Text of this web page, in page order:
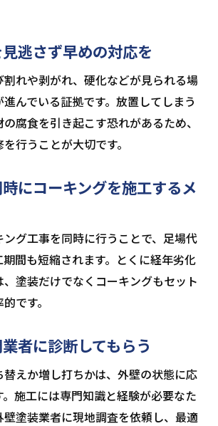
逃さず早めの対応を
割れや剥がれ、硬化などが見られる場
んでいる証拠です。放置してしまう
腐食を引き起こす恐れがあるため、
行うことが大切です。
にコーキングを施工するメ
グ工事を同時に行うことで、足場代
間も短縮されます。とくに経年劣化
塗装だけでなくコーキングもセット
です。
者に診断してもらう
替えか増し打ちかは、外壁の状態に応
。施工には専門知識と経験が必要なた
塗装業者に現地調査を依頼し、最適